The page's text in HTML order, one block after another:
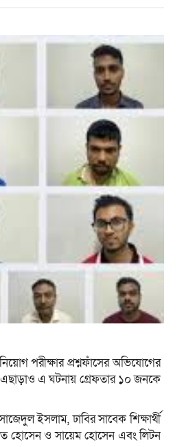
পরীক্ষার প্রশ্নফাঁসের অভিযোগের
এ ঘটনায় গ্রেফতার ১০ জনকে
ইসলাম, ঢাবির সাবেক শিক্ষার্থী
হোসেন ও সায়েম হোসেন এবং লিটন